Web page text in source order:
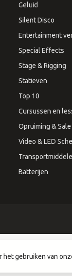
Geluid
Silent Disco
Entertainment
Special Effects
Stage & Rigging
Statieven
Top 10
Cursussen en
Opruiming & Sale
Video & LED
Batterijen
© Copyright
het gebruiken van